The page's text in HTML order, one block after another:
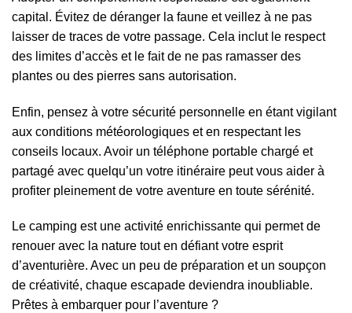
capital. Évitez de déranger la faune et veillez à ne pas
laisser de traces de votre passage. Cela inclut le respect
des limites d’accès et le fait de ne pas ramasser des
plantes ou des pierres sans autorisation.
Enfin, pensez à votre sécurité personnelle en étant vigilant
aux conditions météorologiques et en respectant les
conseils locaux. Avoir un téléphone portable chargé et
partagé avec quelqu’un votre itinéraire peut vous aider à
profiter pleinement de votre aventure en toute sérénité.
Le camping est une activité enrichissante qui permet de
renouer avec la nature tout en défiant votre esprit
d’aventurière. Avec un peu de préparation et un soupçon
de créativité, chaque escapade deviendra inoubliable.
Prêtes à embarquer pour l’aventure ?